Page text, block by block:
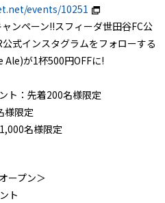
events/10251
ンペーン!!スフィーダ世田谷FC公
式インスタグラムをフォローする
Ale)が1杯500円OFFに!
ト：先着200名様限定
様限定
名様限定
ープン＞
ト